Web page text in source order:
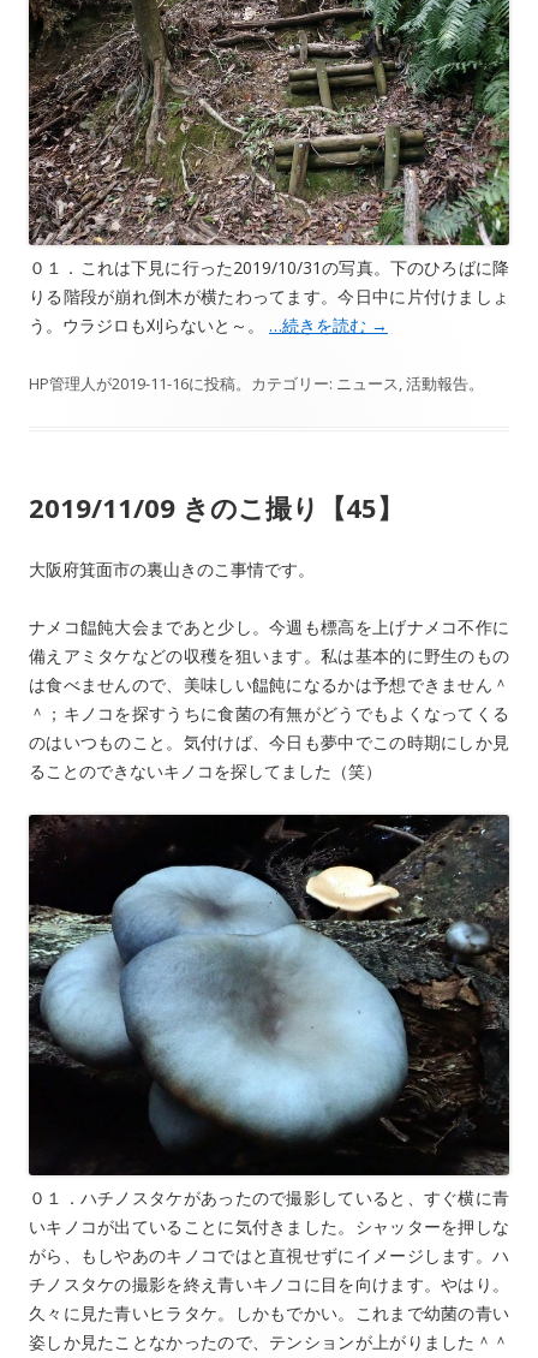
０１．これは下見に行った2019/10/31の写真。下のひろばに降
りる階段が崩れ倒木が横たわってます。今日中に片付けましょ
う。ウラジロも刈らないと～。 …続きを読む →
HP管理人が2019-11-16に投稿。カテゴリー: ニュース,活動報告。
2019/11/09 きのこ撮り【45】
大阪府箕面市の裏山きのこ事情です。
ナメコ饂飩大会まであと少し。今週も標高を上げナメコ不作に
備えアミタケなどの収穫を狙います。私は基本的に野生のもの
は食べませんので、美味しい饂飩になるかは予想できません＾
＾；キノコを探すうちに食菌の有無がどうでもよくなってくる
のはいつものこと。気付けば、今日も夢中でこの時期にしか見
ることのできないキノコを探してました（笑）
０１．ハチノスタケがあったので撮影していると、すぐ横に青
いキノコが出ていることに気付きました。シャッターを押しな
がら、もしやあのキノコではと直視せずにイメージします。ハ
チノスタケの撮影を終え青いキノコに目を向けます。やはり。
久々に見た青いヒラタケ。しかもでかい。これまで幼菌の青い
姿しか見たことなかったので、テンションが上がりました＾＾